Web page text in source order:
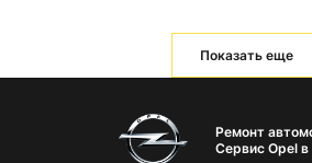
Показать еще
Ремонт
Сервис Opel